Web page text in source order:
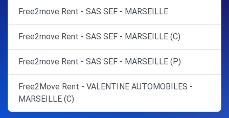
Free2move Rent - SAS SEF - MARSEILLE
Free2move Rent - SAS SEF - MARSEILLE (C)
Free2move Rent - SAS SEF - MARSEILLE (P)
Free2Move Rent - VALENTINE AUTOMOBILES -
MARSEILLE (C)